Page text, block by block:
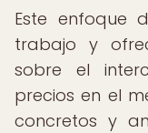
Este enfoque
trabajo y
sobre el
precios en el
concretos y